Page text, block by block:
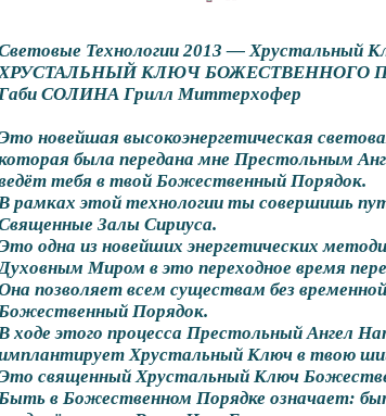
Технологии 2013 — Хрустальный
КЛЮЧ БОЖЕСТВЕННОГО
СОЛИНА Грилл Миттерхофер
новейшая высокоэнергетическая
была передана мне Престольным
тебя в твой Божественный Порядок.
рамках этой технологии ты совершишь
Залы Сириуса.
одна из новейших энергетических
Миром в это переходное время
позволяет всем существам без
Порядок.
ходе этого процесса Престольный Ангел
Хрустальный Ключ в твою
священный Хрустальный Ключ
в Божественном Порядке означает: